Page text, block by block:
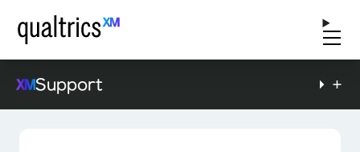
Support